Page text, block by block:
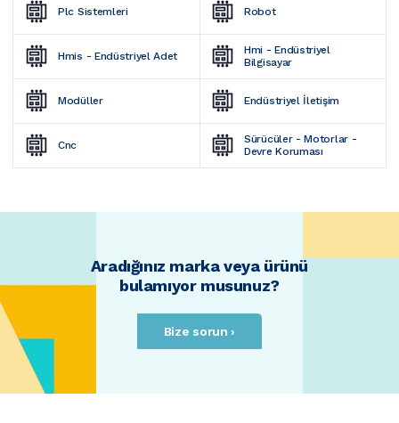
Plc Sistemleri Robot
Hmis - Endüstriyel Adet
Hmi - Endüstriyel
Bilgisayar
Modüller Endüstriyel İletişim
Cnc
Sürücüler - Motorlar -
Devre Koruması
Aradığınız marka veya ürünü
bulamıyor musunuz?
Bize sorun ›